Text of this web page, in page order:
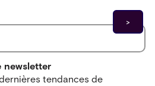
newsletter
tendances de